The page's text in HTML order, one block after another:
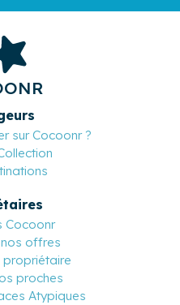
sur Cocoonr ?
Cocoonr
offres
proches
Atypiques